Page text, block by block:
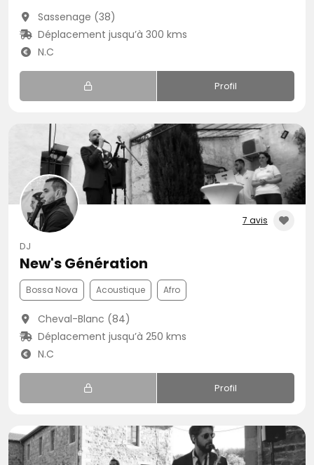
Sassenage (38)
Déplacement jusqu’à 300 kms
N.C
Profil
7 avis
DJ
New's Génération
Bossa Nova Acoustique Afro
Cheval-Blanc (84)
Déplacement jusqu’à 250 kms
N.C
Profil